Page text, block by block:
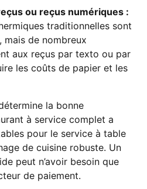
ou reçus numériques :
traditionnelles sont
mais de nombreux
aux reçus par texto ou par
les coûts de papier et les
la bonne
à service complet a
pour le service à table
de cuisine robuste. Un
peut n’avoir besoin que
de paiement.